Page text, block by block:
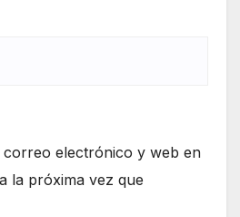
electrónico y web en
la próxima vez que